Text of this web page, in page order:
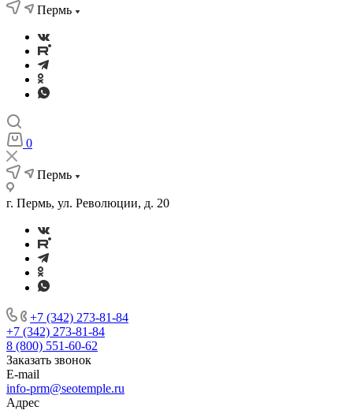
Пермь
0
Пермь
г. Пермь, ул. Революции, д. 20
+7 (342) 273-81-84
+7 (342) 273-81-84
8 (800) 551-60-62
Заказать звонок
E-mail
info-prm@seotemple.ru
Адрес